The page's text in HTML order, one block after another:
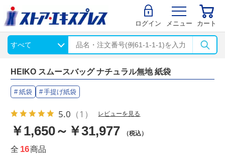
ログイン メニュー カート
HEIKO スムースバッグ ナチュラル無地 紙袋
紙袋 手提げ紙袋
5.0 （1） レビューを見る
￥1,650～￥31,977 （税込）
全 16商品